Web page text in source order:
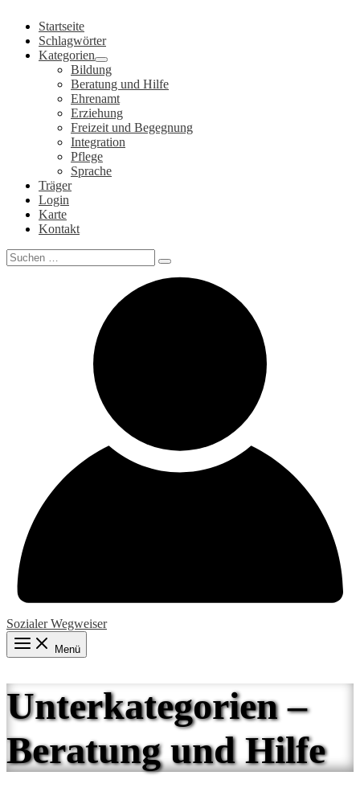
Inhalt
springen
Startseite
Schlagwörter
Kategorien
Bildung
Beratung und Hilfe
Ehrenamt
Erziehung
Freizeit und Begegnung
Integration
Pflege
Sprache
Träger
Login
Karte
Kontakt
Search
for:
Sozialer Wegweiser
Menü
Unterkategorien –
Beratung und Hilfe